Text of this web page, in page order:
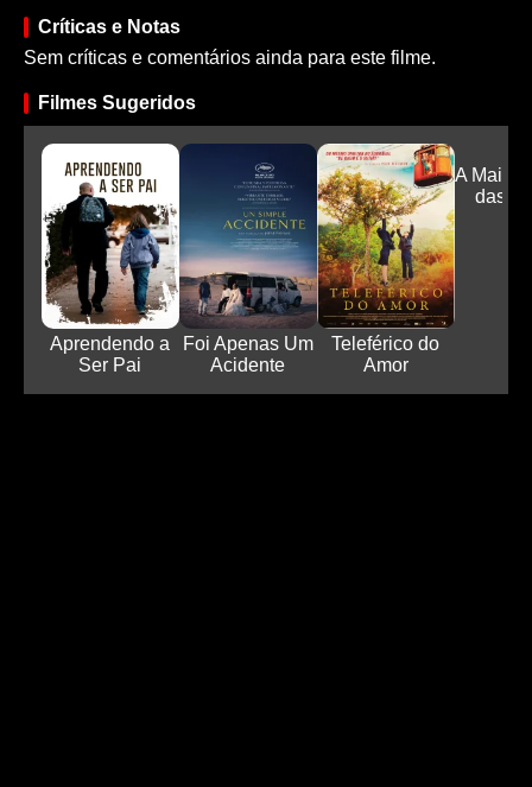
Críticas e Notas
Sem críticas e comentários ainda para este filme.
Filmes Sugeridos
Aprendendo a
Ser Pai
Foi Apenas Um
Acidente
Teleférico do
Amor
A Mais
das